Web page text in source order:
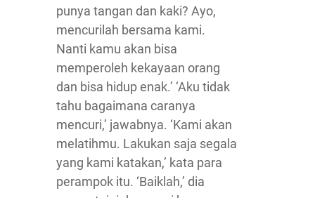
punya tangan dan kaki? Ayo,
mencurilah bersama kami.
Nanti kamu akan bisa
memperoleh kekayaan orang
dan bisa hidup enak.’ ‘Aku tidak
tahu bagaimana caranya
mencuri,’ jawabnya. ‘Kami akan
melatihmu. Lakukan saja segala
yang kami katakan,’ kata para
perampok itu. ‘Baiklah,’ dia